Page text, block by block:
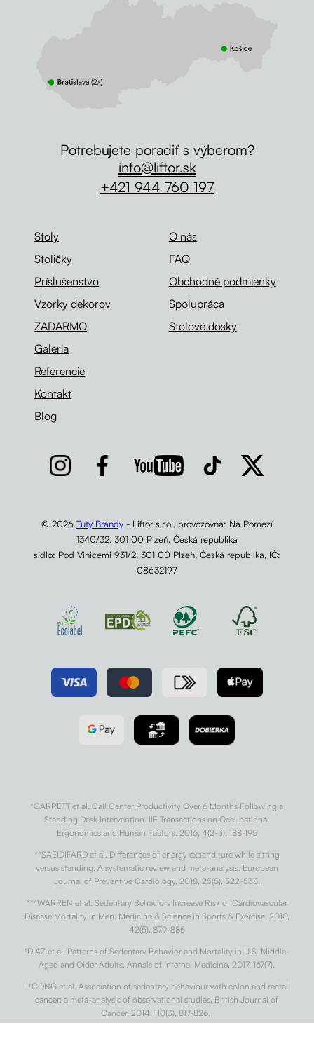
Stoly
Stoličky
Príslušenstvo
Vzorky dekorov
ZADARMO
Galéria
Referencie
Kontakt
Blog
O nás
FAQ
Obchodné podmienky
Spolupráca
Stolové dosky
Potrebujete poradiť s výberom?
info@liftor.sk
+421 944 760 197
© 2026 Tuty Brandy- Liftor s.r.o., provozovna: Na Pomezí
1340/32, 301 00 Plzeň, Česká republika
sídlo: Pod Vinicemi 931/2, 301 00 Plzeň, Česká republika, IČ:
08632197
*GARRETT et al. Call Center Productivity Over 6 Months Following a
Standing Desk Intervention. IIE Transactions on Occupational
Ergonomics and Human Factors. 2016, 4(2-3), 188-195
**SAEIDIFARD et al. Differences of energy expenditure while sitting
versus standing: A systematic review and meta-analysis. European
Journal of Preventive Cardiology. 2018, 25(5), 522-538.
***WARREN et al. Sedentary Behaviors Increase Risk of Cardiovascular
Disease Mortality in Men. Medicine & Science in Sports & Exercise. 2010,
42(5), 879-885
†DIAZ et al. Patterns of Sedentary Behavior and Mortality in U.S. Middle-
Aged and Older Adults. Annals of Internal Medicine. 2017, 167(7).
††CONG et al. Association of sedentary behaviour with colon and rectal
cancer: a meta-analysis of observational studies. British Journal of
Cancer. 2014, 110(3), 817-826.